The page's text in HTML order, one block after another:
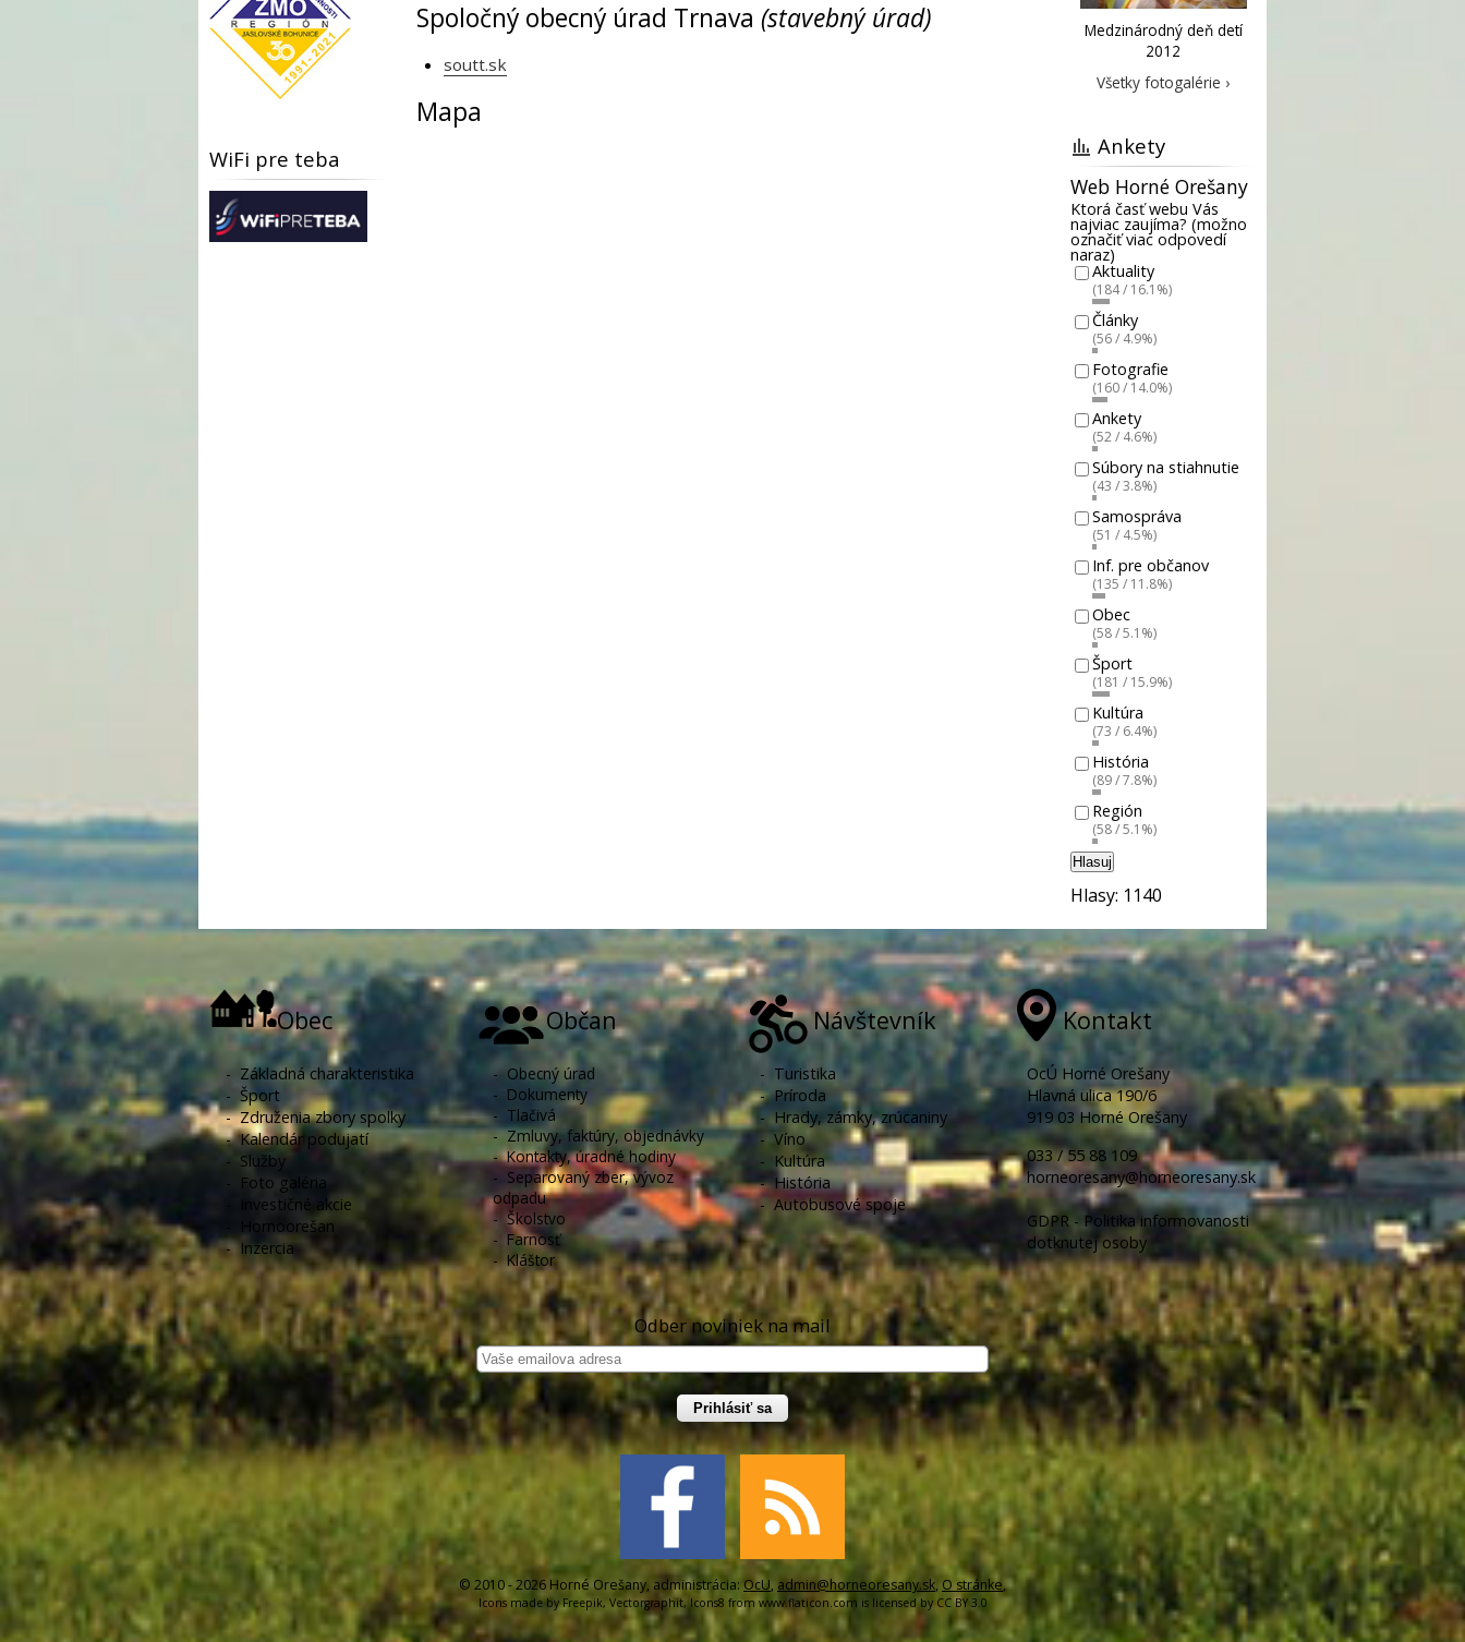
Spoločný obecný úrad Trnava (stavebný úrad)
soutt.sk
Mapa
WiFi pre teba
Medzinárodný deň detí
2012
Všetky fotogalérie ›
Ankety
Web Horné Orešany
Ktorá časť webu Vás
najviac zaujíma? (možno
označiť viac odpovedí
naraz)
Aktuality
(184 / 16.1%)
Články
(56 / 4.9%)
Fotografie
(160 / 14.0%)
Ankety
(52 / 4.6%)
Súbory na stiahnutie
(43 / 3.8%)
Samospráva
(51 / 4.5%)
Inf. pre občanov
(135 / 11.8%)
Obec
(58 / 5.1%)
Šport
(181 / 15.9%)
Kultúra
(73 / 6.4%)
História
(89 / 7.8%)
Región
(58 / 5.1%)
Hlasuj
Hlasy: 1140
Obec
- Základná charakteristika
- Šport
-Združenia zbory spolky
-Kalendár podujatí
- Služby
- Foto galéria
-
Investičné akcie
Hornoorešan
-Inzercia
Občan
- Obecný úrad
- Dokumenty
- Tlačivá
-Zmluvy, faktúry, objednávky
-Kontakty, úradné hodiny
- Separovaný zber, vývoz
odpadu
-Školstvo
-Farnosť
-Kláštor
Návštevník
- Turistika
-Príroda
-Hrady, zámky, zrúcaniny
-Víno
- Kultúra
-História
-Autobusové spoje
Kontakt
OcÚ Horné Orešany
Hlavná ulica 190/6
919 03 Horné Orešany
033 / 55 88 109
horneoresany@horneoresany.sk
GDPR - Politika informovanosti
dotknutej osoby
Odber noviniek na mail
Prihlásiť sa
© 2010 - 2026 Horné Orešany, administrácia: OcU, admin@horneoresany.sk, O stránke,
Icons made byFreepik, Vectorgraphit, Icons8 from www.flaticon.com is licensed by CC BY 3.0